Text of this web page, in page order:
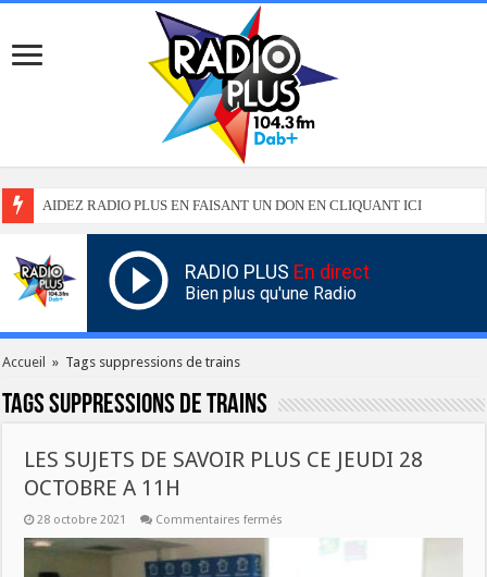
AIDEZ RADIO PLUS EN FAISANT UN DON EN CLIQUANT ICI
RADIO PLUS En direct
Bien plus qu'une Radio
Accueil » Tags suppressions de trains
Tagssuppressions de trains
LES SUJETS DE SAVOIR PLUS CE JEUDI 28
OCTOBRE A 11H
28 octobre 2021 Commentaires fermés